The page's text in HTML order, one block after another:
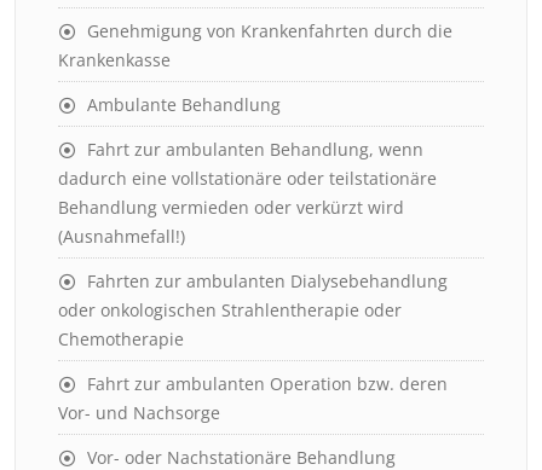
Genehmigung von Krankenfahrten durch die
Krankenkasse
Ambulante Behandlung
Fahrt zur ambulanten Behandlung, wenn
dadurch eine vollstationäre oder teilstationäre
Behandlung vermieden oder verkürzt wird
(Ausnahmefall!)
Fahrten zur ambulanten Dialysebehandlung
oder onkologischen Strahlentherapie oder
Chemotherapie
Fahrt zur ambulanten Operation bzw. deren
Vor- und Nachsorge
Vor- oder Nachstationäre Behandlung